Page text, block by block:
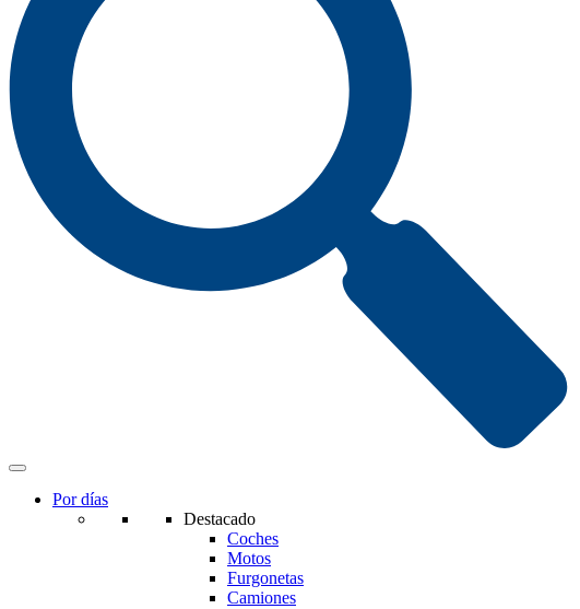
Por días
Destacado
Coches
Motos
Furgonetas
Camiones